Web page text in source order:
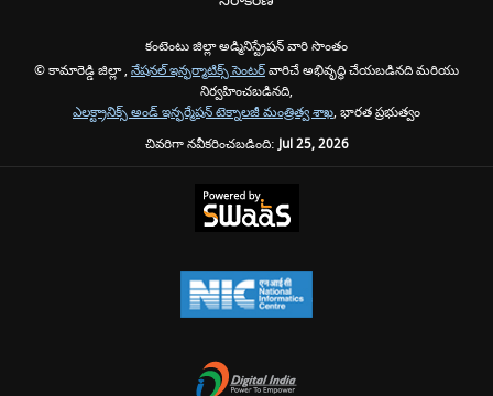
కంటెంటు జిల్లా అడ్మినిస్ట్రేషన్ వారి సొంతం
© కామారెడ్డి జిల్లా , నేషనల్ ఇన్ఫర్మాటిక్స్ సెంటర్వారిచే అభివృద్ధి చేయబడినది మరియు
నిర్వహించబడినది,
ఎలక్ట్రానిక్స్ అండ్ ఇన్ఫర్మేషన్ టెక్నాలజీ మంత్రిత్వ శాఖ, భారత ప్రభుత్వం
చివరిగా నవీకరించబడింది:Jul 25, 2026